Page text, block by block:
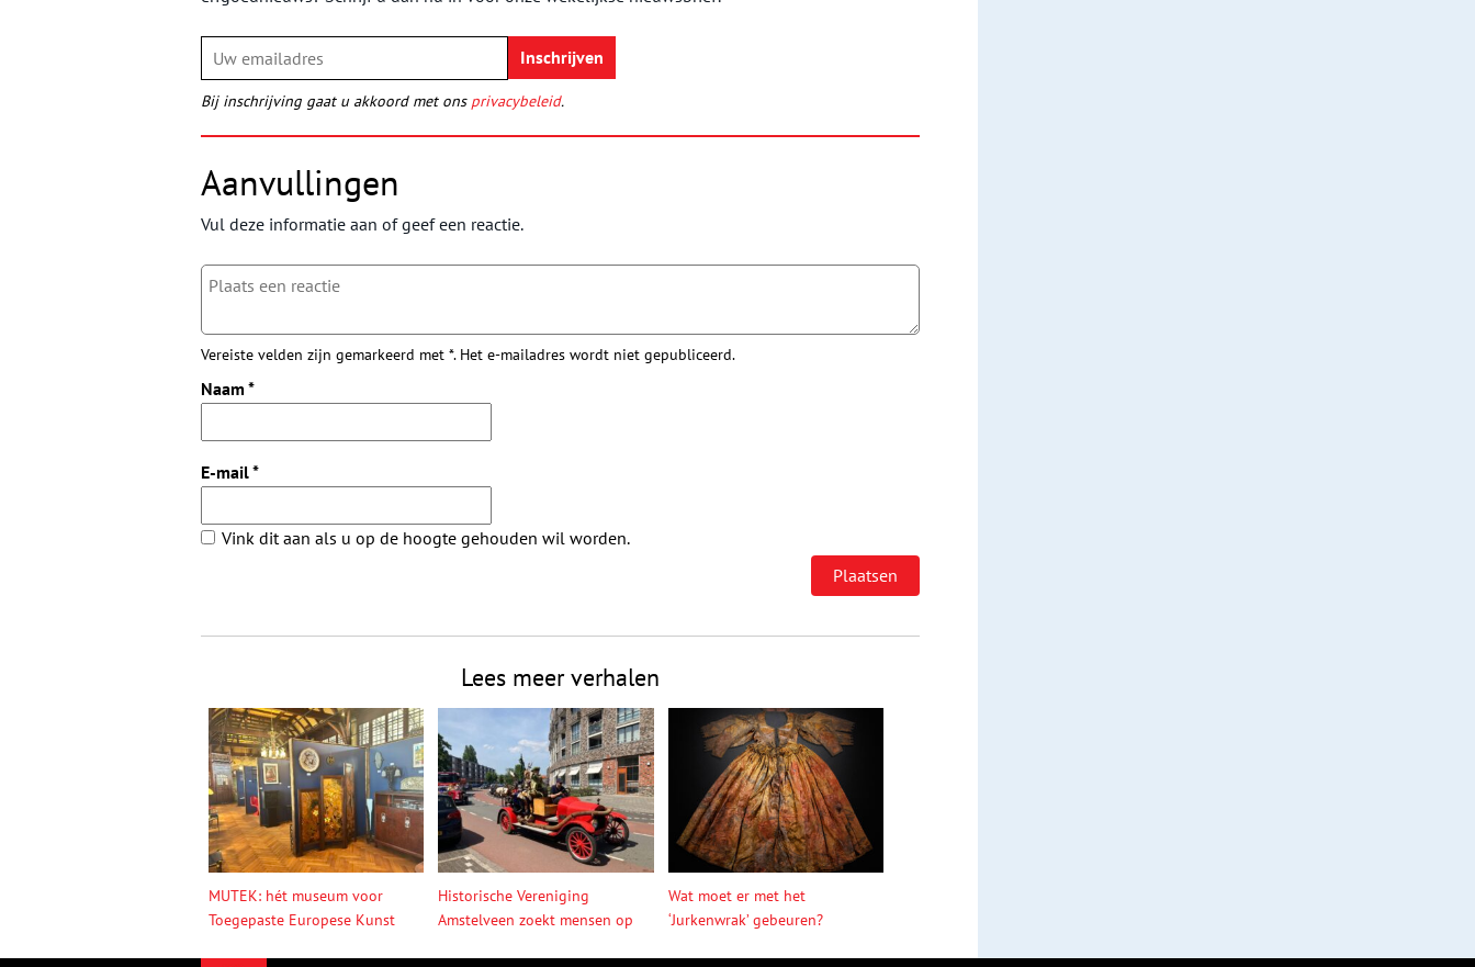
Bij inschrijving gaat u akkoord met ons privacybeleid.
Aanvullingen
Vul deze informatie aan of geef een reactie.
Vereiste velden zijn gemarkeerd met *. Het e-mailadres wordt niet gepubliceerd.
Naam *
E-mail*
Vink dit aan als u op de hoogte gehouden wil worden.
Lees meer verhalen
MUTEK: hét museum voor
Toegepaste Europese Kunst
Historische Vereniging
Amstelveen zoekt mensen op
Wat moet er met het
‘Jurkenwrak’ gebeuren?